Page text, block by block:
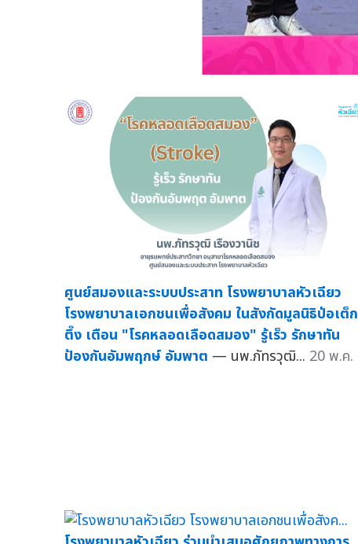
ศูนย์สมองและระบบประสาท โรงพยาบาลหัวเฉียว
โรงพยาบาลเอกชนเพื่อสังคม ในสังกัดมูลนิธิป่อเต็ก
ตึ๊ง เตือน "โรคหลอดเลือดสมอง" รู้เร็ว รักษาทัน
ป้องกันอัมพฤกษ์ อัมพาต — นพ.ภัทรวุฒิ... 20 พ.ค.